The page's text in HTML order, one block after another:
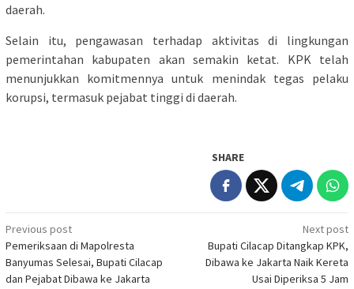
daerah.
Selain itu, pengawasan terhadap aktivitas di lingkungan
pemerintahan kabupaten akan semakin ketat. KPK telah
menunjukkan komitmennya untuk menindak tegas pelaku
korupsi, termasuk pejabat tinggi di daerah.
SHARE
Post
navigation
Previous post
Pemeriksaan di Mapolresta
Banyumas Selesai, Bupati Cilacap
dan Pejabat Dibawa ke Jakarta
Next post
Bupati Cilacap Ditangkap KPK,
Dibawa ke Jakarta Naik Kereta
Usai Diperiksa 5 Jam